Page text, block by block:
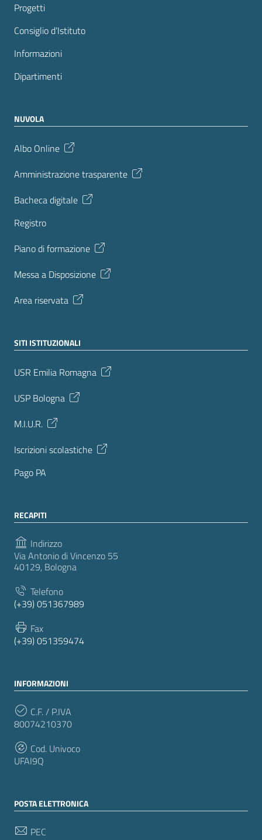
Progetti
Consiglio d’Istituto
Informazioni
Dipartimenti
NUVOLA
Albo Online
Amministrazione trasparente
Bacheca digitale
Registro
Piano di formazione
Messa a Disposizione
Area riservata
SITI ISTITUZIONALI
USR Emilia Romagna
USP Bologna
M.I.U.R.
Iscrizioni scolastiche
Pago PA
RECAPITI
Indirizzo
Via Antonio di Vincenzo 55
40129, Bologna
Telefono
(+39) 051367989
Fax
(+39) 051359474
INFORMAZIONI
C.F. / P.IVA
80074210370
Cod. Univoco
UFAI9Q
POSTA ELETTRONICA
PEC